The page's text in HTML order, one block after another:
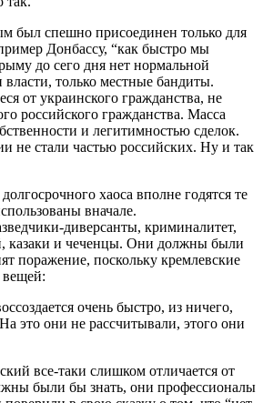
был спешно присоединен только для
Донбассу, “как быстро мы
до сего дня нет нормальной
власти, только местные бандиты.
от украинского гражданства, не
российского гражданства. Масса
и легитимностью сделок.
не стали частью российских. Ну и так
хаоса вполне годятся те
вначале.
диверсанты, криминалитет,
казаки и чеченцы. Они должны были
поражение, поскольку кремлевские
вещей:
очень быстро, из ничего,
это они не рассчитывали, этого они
все-таки слишком отличается от
были бы знать, они профессионалы